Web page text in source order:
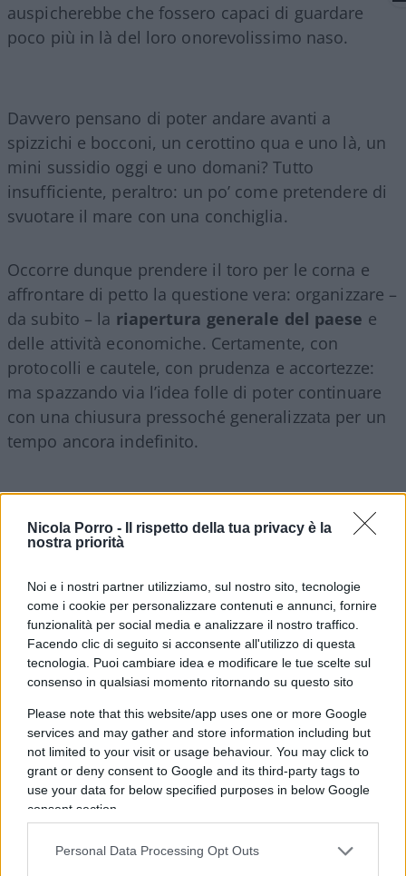
Nicola Porro -
Il rispetto della tua privacy è la
nostra priorità
Noi e i nostri partner utilizziamo, sul nostro sito, tecnologie
come i cookie per personalizzare contenuti e annunci, fornire
funzionalità per social media e analizzare il nostro traffico.
Facendo clic di seguito si acconsente all'utilizzo di questa
tecnologia. Puoi cambiare idea e modificare le tue scelte sul
consenso in qualsiasi momento ritornando su questo sito
Please note that this website/app uses one or more Google
services and may gather and store information including but
not limited to your visit or usage behaviour. You may click to
grant or deny consent to Google and its third-party tags to
use your data for below specified purposes in below Google
consent section.
Personal Data Processing Opt Outs
auspicherebbe che fossero capaci di guardare
poco più in là del loro onorevolissimo naso.
Davvero pensano di poter andare avanti a
spizzichi e bocconi, un cerottino qua e uno là, un
mini sussidio oggi e uno domani? Tutto
insufficiente, peraltro: un po’ come pretendere di
svuotare il mare con una conchiglia.
Occorre dunque prendere il toro per le corna e
affrontare di petto la questione vera: organizzare –
da subito – la riapertura generale del paese e
delle attività economiche. Certamente, con
protocolli e cautele, con prudenza e accortezze:
ma spazzando via l’idea folle di poter continuare
con una chiusura pressoché generalizzata per un
tempo ancora indefinito.
Nessun decreto ristori (né bis, né ter, né quater,
né…quinquies) potrà mai bastare se decidi
dell’economia, se precludi strutturalmente la
creazione di reddito e ricchezza.
Anche perché (questo è il punto) non è affatto
credere che, siccome i primi vaccini sono alle
porte, basterà resistere ancora per poco. Qualche
giorno fa, intervistato daMattino 5su Canale 5, il
viceministroPierpaolo Sileri, con apprezzabile
onestà intellettuale, ha ammesso che, anche
quando i vaccini Covid saranno disponibili, il